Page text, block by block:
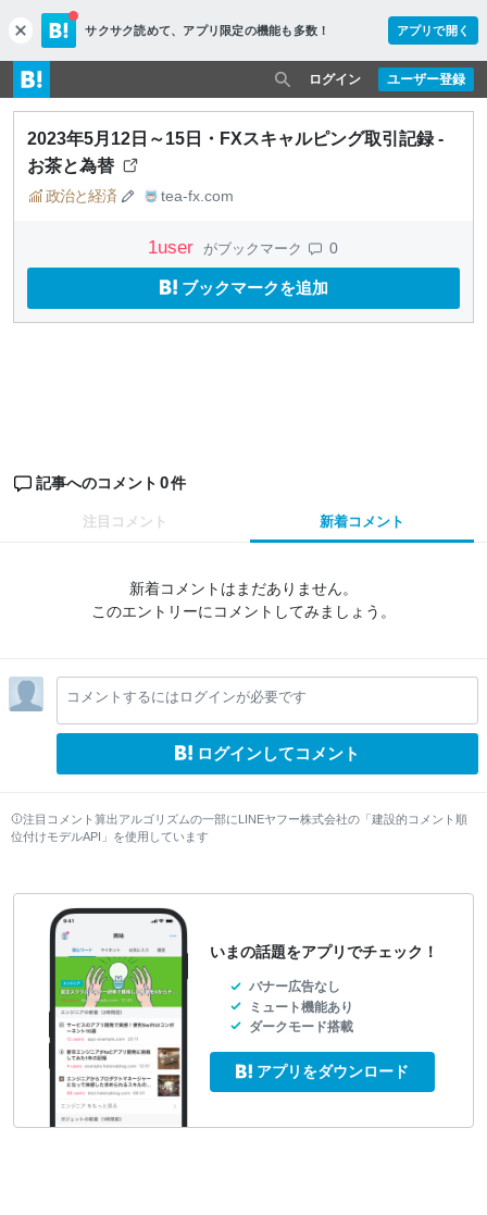
c
l
o
s
e
サクサク読めて、 アプリ限定の機能も多数！ アプリで開く
ユーザー登録
ログイン
2023年5月12日～15日・FXスキャルピング取引記録 -
お茶と為替
政治と経済 tea-fx.com
1user がブックマーク 0
ブックマークを追加
記事へのコメント 0件
注目コメント 新着コメント
新着コメントはまだありません。
このエントリーにコメントしてみましょう。
コメントするにはログインが必要です
ログインしてコメント
注目コメント算出アルゴリズムの一部にLINEヤフー株式会社の「建設的コメント順
位付けモデルAPI」を使用しています
いまの話題をアプリでチェック！
バナー広告なし
ミュート機能あり
ダークモード搭載
アプリをダウンロード